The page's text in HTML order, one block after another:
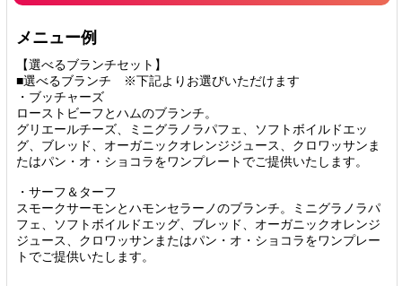
メニュー例
【選べるブランチセット】
■選べるブランチ ※下記よりお選びいただけます
・ブッチャーズ
ローストビーフとハムのブランチ。
グリエールチーズ、ミニグラノラパフェ、ソフトボイルドエッ
グ、ブレッド、オーガニックオレンジジュース、クロワッサンま
たはパン・オ・ショコラをワンプレートでご提供いたします。
・サーフ＆ターフ
スモークサーモンとハモンセラーノのブランチ。ミニグラノラパ
フェ、ソフトボイルドエッグ、ブレッド、オーガニックオレンジ
ジュース、クロワッサンまたはパン・オ・ショコラをワンプレー
トでご提供いたします。